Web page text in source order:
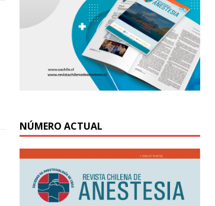
NÚMERO ACTUAL